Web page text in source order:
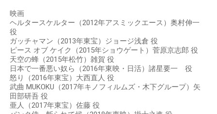
映画
ヘルタースケルター（2012年アスミックエース）奥村伸一
役
ガッチャマン（2013年東宝）ジョージ浅倉 役
ピース オブ ケイク（2015年ショウゲート）菅原京志郎 役
天空の蜂（2015年松竹）雑賀 役
日本で一番悪い奴ら（2016年東映・日活）諸星要一 役
怒り（2016年東宝）大西直人 役
武曲 MUKOKU（2017年キノフィルムズ・木下グループ）矢
田部研吾 役
亜人（2017年東宝）佐藤 役